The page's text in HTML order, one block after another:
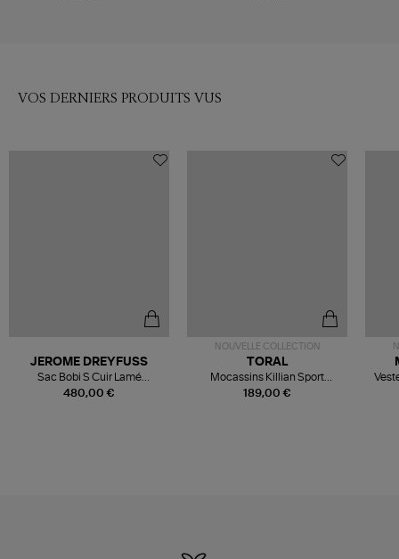
VOS DERNIERS PRODUITS VUS
480,00 €
JEROME DREYFUSS
Sac Bobi S Cuir Lamé
Champagne
NOUVELLE COLLECTION
189,00 €
TORAL
Mocassins Killian Sport
Mousse